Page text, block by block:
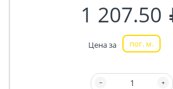
1 207.50
Цена за пог. м.